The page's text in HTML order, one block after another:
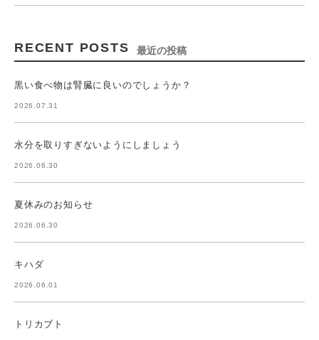
RECENT POSTS 最近の投稿
黒い食べ物は腎臓に良いのでしょうか？
2026.07.31
水分を取りすぎないようにしましょう
2026.06.30
夏休みのお知らせ
2026.06.30
キハダ
2026.06.01
トリカブト